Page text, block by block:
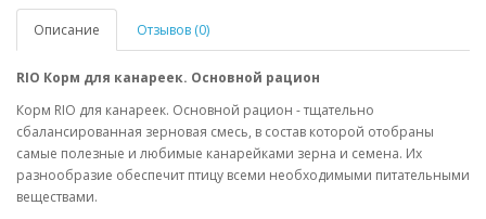
Описание Отзывов (0)
RIO Корм для канареек. Основной рацион
Корм RIO для канареек. Основной рацион - тщательно
сбалансированная зерновая смесь, в состав которой отобраны
самые полезные и любимые канарейками зерна и семена. Их
разнообразие обеспечит птицу всеми необходимыми питательными
веществами.